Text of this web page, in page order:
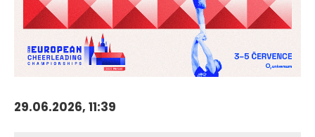
29.06.2026, 11:39